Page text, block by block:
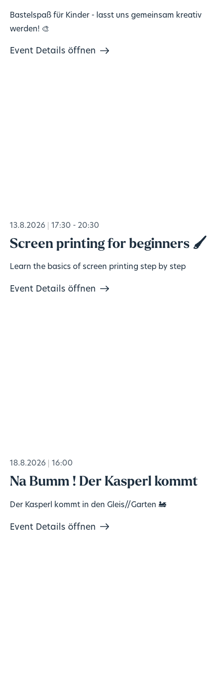
Bastelspaß für Kinder - lasst uns gemeinsam kreativ
werden! 🎨
Event Details öffnen
13.8.2026 17:30 - 20:30
Screen printing for beginners 🖌️
Learn the basics of screen printing step by step
Event Details öffnen
18.8.2026 16:00
Na Bumm ! Der Kasperl kommt
Der Kasperl kommt in den Gleis//Garten 🚂
Event Details öffnen